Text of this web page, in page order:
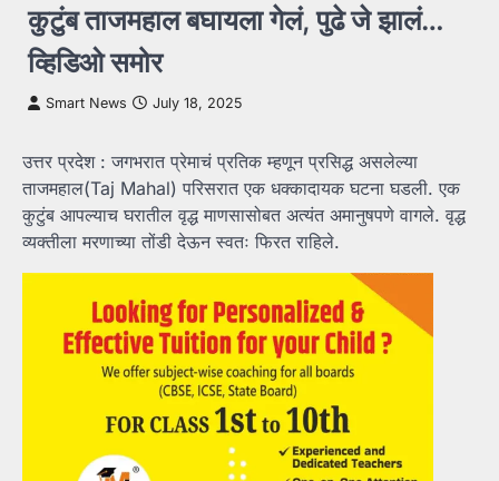
कुटुंब ताजमहाल बघायला गेलं, पुढे जे झालं…
व्हिडिओ समोर
Smart News July 18, 2025
उत्तर प्रदेश : जगभरात प्रेमाचं प्रतिक म्हणून प्रसिद्ध असलेल्या
ताजमहाल(Taj Mahal) परिसरात एक धक्कादायक घटना घडली. एक
कुटुंब आपल्याच घरातील वृद्ध माणसासोबत अत्यंत अमानुषपणे वागले. वृद्ध
व्यक्तीला मरणाच्या तोंडी देऊन स्वतः फिरत राहिले.